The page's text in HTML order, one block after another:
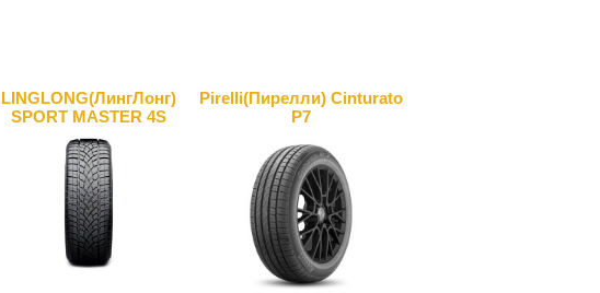
LINGLONG(ЛингЛонг)
SPORT MASTER 4S
Pirelli(Пирелли) Cinturato
P7